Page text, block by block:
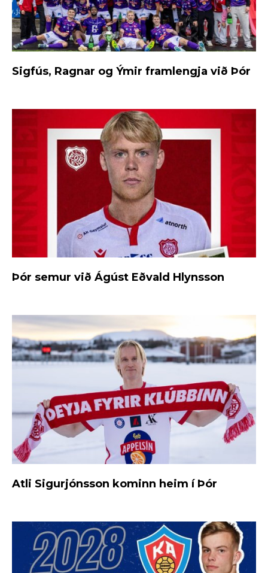
Sigfús, Ragnar og Ýmir framlengja við Þór
Þór semur við Ágúst Eðvald Hlynsson
Atli Sigurjónsson kominn heim í Þór